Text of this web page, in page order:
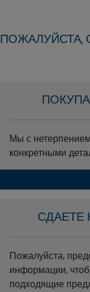
ПОЖАЛУЙСТА,
Мы с
конкретными
СДАЕТЕ
Пожалуйста,
информации,
подходящие